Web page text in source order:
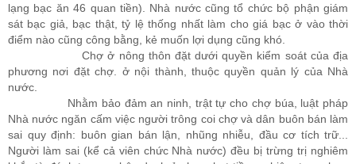
lạng bạc ăn 46 quan tiền). Nhà nước cũng tổ chức bộ phận giám
sát bạc giả, bạc thật, tỷ lệ thống nhất làm cho giá bạc ở vào thời
điểm nào cũng công bằng, kẻ muốn lợi dụng cũng khó.
Chợ ở nông thôn đặt dưới quyền kiểm soát của địa
phương nơi đặt chợ. ở nội thành, thuộc quyền quản lý của Nhà
nước.
Nhằm bảo đảm an ninh, trật tự cho chợ búa, luật pháp
Nhà nước ngăn cấm việc người trông coi chợ và dân buôn bán làm
sai quy định: buôn gian bán lận, nhũng nhiễu, đầu cơ tích trữ...
Người làm sai (kể cả viên chức Nhà nước) đều bị trừng trị nghiêm